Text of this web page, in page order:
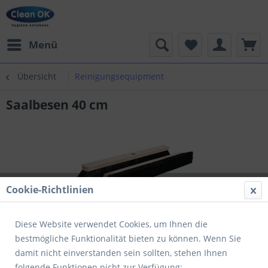
Menü
Übersicht Reinigungsequipment
Saalbesen 40 cm
Cookie-Richtlinien
Diese Website verwendet Cookies, um Ihnen die
bestmögliche Funktionalität bieten zu können. Wenn Sie
damit nicht einverstanden sein sollten, stehen Ihnen